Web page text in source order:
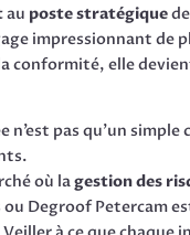
au poste stratégiquede
impressionnant de
conformité, elle
n’est pas qu’un
où lagestion des
ou Degroof Petercam